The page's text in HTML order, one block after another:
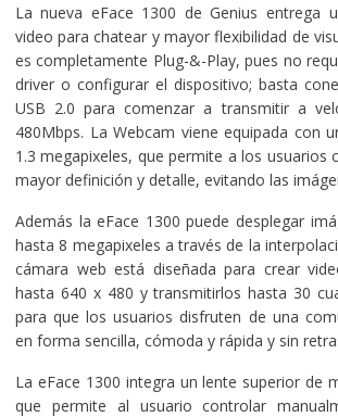
La nueva eFace 1300 de Genius entrega
video para chatear y mayor flexibilidad de
es completamente Plug-&-Play, pues no
driver o configurar el dispositivo; basta
USB 2.0 para comenzar a transmitir a
480Mbps. La Webcam viene equipada con
1.3 megapixeles, que permite a los usuarios
mayor definición y detalle, evitando las
Además la eFace 1300 puede desplegar
hasta 8 megapixeles a través de la
cámara web está diseñada para crear
hasta 640 x 480 y transmitirlos hasta 30
para que los usuarios disfruten de una
en forma sencilla, cómoda y rápida y sin
La eFace 1300 integra un lente superior de
que permite al usuario controlar